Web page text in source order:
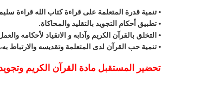
• تنمية قدرة المتعلمة على قراءة كتاب الله قراءة
• تطبيق أحكام التجويد بالتقليد والمحاكاة.
• التخلق بالقرآن الكريم وآدابه و الانقياد لأحكامه
• تنمية حب القرآن لدى المتعلمة وتقديسه والارتباط
تحضير المستقبل مادة القرآن الكريم وتجويدة